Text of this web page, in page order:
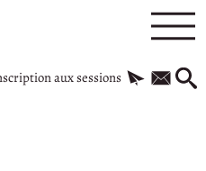
aux sessions